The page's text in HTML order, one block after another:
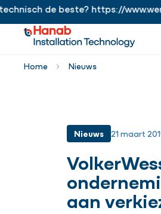
https://
de beste? https://
Home Nieuws
Nieuws 21 maart
aan